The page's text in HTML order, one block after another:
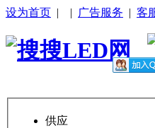
设为首页 | | 广告服务 | 客
供应